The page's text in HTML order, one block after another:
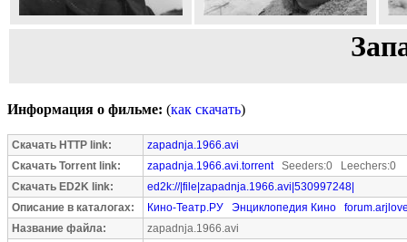
Информация о фильме: (как скачать)
Скачать HTTP link:
zapadnja.1966.avi
Скачать Torrent link:
zapadnja.1966.avi.torrentSeeders:0 Leechers:0
Скачать ED2K link:
ed2k://|file|zapadnja.1966.avi|530997248|
Описание в каталогах:
Кино-Театр.РУ Энциклопедия Кино
Название файла:
zapadnja.1966.avi